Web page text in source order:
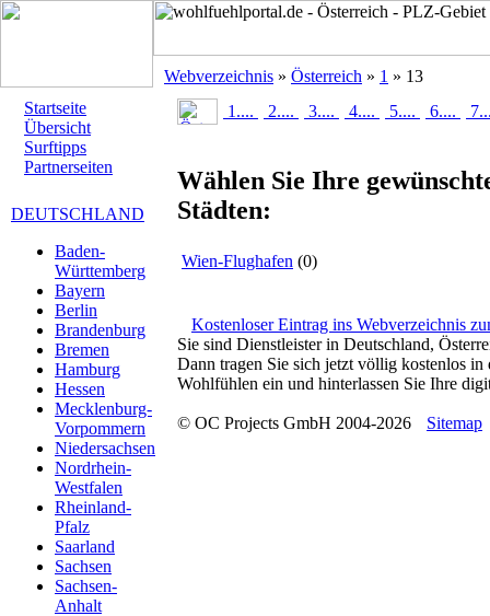
Webverzeichnis » Österreich » 1 » 13
Startseite
Übersicht
Surftipps
Partnerseiten
DEUTSCHLAND
Baden-
Württemberg
Bayern
Berlin
Brandenburg
Bremen
Hamburg
Hessen
Mecklenburg-
Vorpommern
Niedersachsen
Nordrhein-
Westfalen
Rheinland-
Pfalz
Saarland
Sachsen
Sachsen-
Anhalt
1.... 2.... 3.... 4.... 5.... 6....
Wählen Sie Ihre
Städten:
Wien-Flughafen (0)
Kostenloser Eintrag ins Webverzeichnis
Sie sind Dienstleister in Deutschland,
Dann tragen Sie sich jetzt völlig kostenlos in
Wohlfühlen ein und hinterlassen Sie Ihre
© OC Projects GmbH 2004-2026 Sitemap